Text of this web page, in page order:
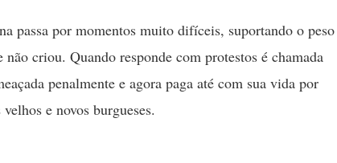
passa por momentos muito difíceis, suportando o peso
criou. Quando responde com protestos é chamada
penalmente e agora paga até com sua vida por
e novos burgueses.